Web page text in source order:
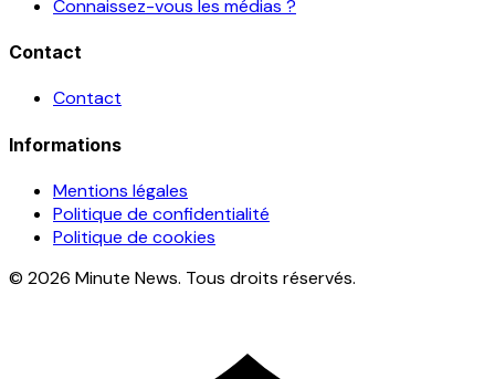
Connaissez-vous les médias ?
Contact
Contact
Informations
Mentions légales
Politique de confidentialité
Politique de cookies
© 2026 Minute News. Tous droits réservés.